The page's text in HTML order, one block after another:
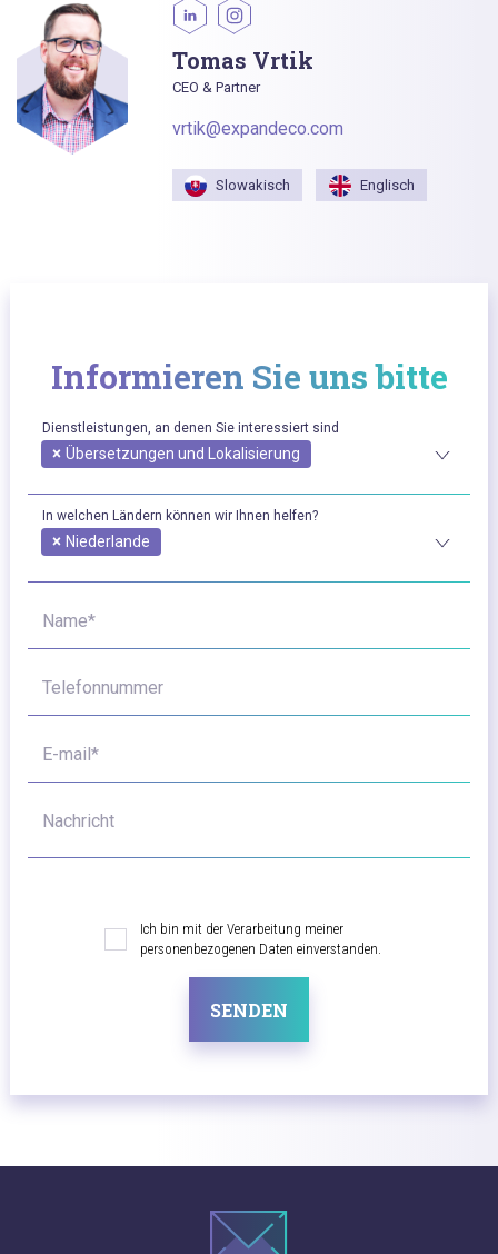
Tomas Vrtik
CEO & Partner
vrtik@expandeco.com
Slowakisch Englisch
Informieren Sie uns bitte
Dienstleistungen, an denen Sie interessiert sind
× Übersetzungen und Lokalisierung
In welchen Ländern können wir Ihnen helfen?
× Niederlande
Name*
Telefonnummer
E-mail*
Nachricht
Ich bin mit der Verarbeitung meiner
personenbezogenen Daten einverstanden.
SENDEN